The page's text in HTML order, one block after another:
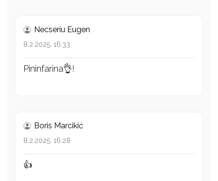
Necseriu Eugen
8.2.2025. 16:33
Pininfarina👌!
Boris Marcikić
8.2.2025. 16:28
👍